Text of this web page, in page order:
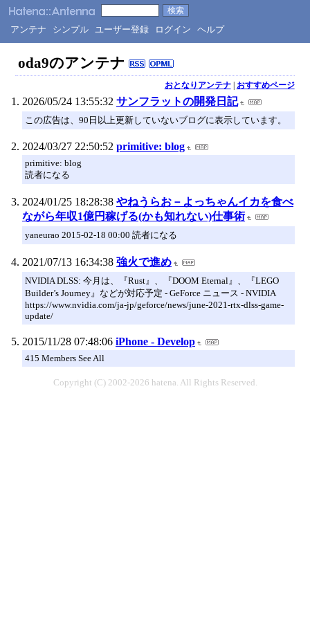
アンテナ シンプル ユーザー登録 ログイン ヘルプ
oda9のアンテナ
おとなりアンテナ| おすすめページ
2026/05/24 13:55:32 サンフラットの開発日記
この広告は、90日以上更新していないブログに表示しています。
2024/03/27 22:50:52 primitive: blog
primitive: blog
読者になる
2024/01/25 18:28:38 やねうらお－よっちゃんイカを食べ
ながら年収1億円稼げる(かも知れない)仕事術
yaneurao 2015-02-18 00:00 読者になる
2021/07/13 16:34:38 強火で進め
NVIDIA DLSS: 今月は、『Rust』、『DOOM Eternal』、『LEGO
Builder’s Journey』などが対応予定 - GeForce ニュース - NVIDIA
https://www.nvidia.com/ja-jp/geforce/news/june-2021-rtx-dlss-game-
update/
2015/11/28 07:48:06 iPhone - Develop
415 Members See All
Copyright (C) 2002-2026 hatena. All Rights Reserved.